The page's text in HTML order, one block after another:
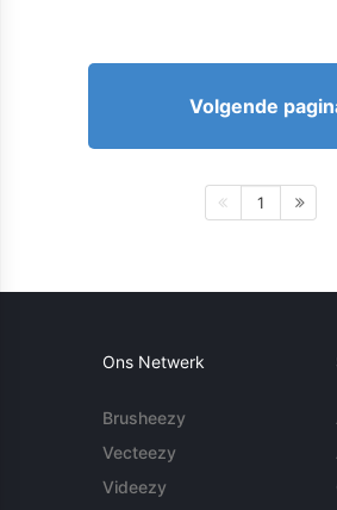
Volgende
1
Ons Netwerk
Brusheezy
Vecteezy
Videezy